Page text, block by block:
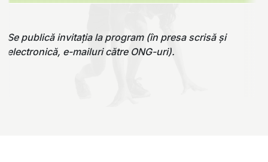
Se publică invitația la program (în presa scrisă și
electronică, e-mailuri către ONG-uri).